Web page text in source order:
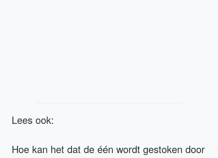
Lees ook:
Hoe kan het dat de één wordt gestoken door